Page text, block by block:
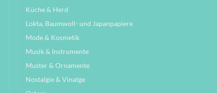
Küche & Herd
Lokta, Baumwoll- und Japanpapiere
Mode & Kosmetik
Musik & Instrumente
Muster & Ornamente
Nostalgie & Vinatge